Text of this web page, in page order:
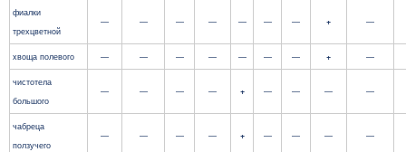
фиалки
трехцветной
— — — — — — — + —
хвоща полевого — — — — — — — + —
чистотела
большого
— — — — + — — — —
чабреца
ползучего
— — — — + — — — —